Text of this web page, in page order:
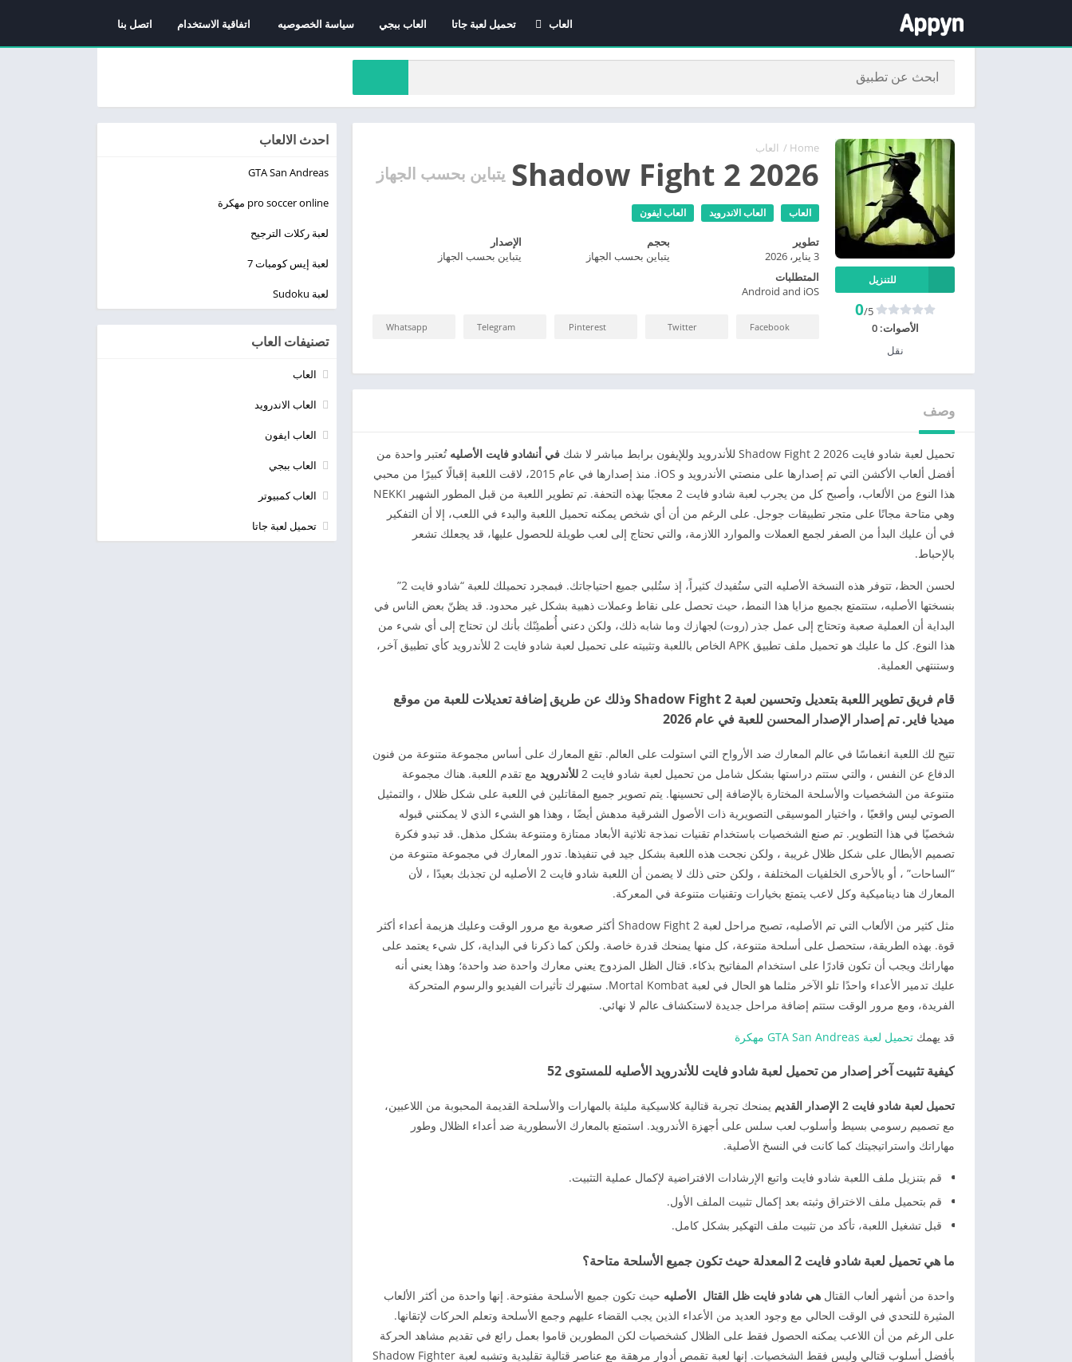
العاب
العاب الاندرويد
تحميل لعبة جاتا العاب ببجي سياسة الخصوصيه اتفاقية الاستخدام اتصل بنا
Home
/ العاب
Shadow Fight 2 2026 يتباين بحسب الجهاز
العاب العاب الاندرويد العاب ايفون
للتنزيل
0/5
الأصوات:0
نقل
تطوير
3 يناير، 2026
بحجم
يتباين بحسب الجهاز
الإصدار
يتباين بحسب الجهاز
المتطلبات
Android and iOS
Facebook
Twitter
Pinterest
Telegram
Whatsapp
وصف
تحميل لعبة شادو فايت Shadow Fight 2 2026 للأندرويد وللإيفون برابط مباشر لا شك في أنشادو فايت الأصليه تُعتبر واحدة من
أفضل ألعاب الأكشن التي تم إصدارها على منصتي الأندرويد و iOS. منذ إصدارها في عام 2015، لاقت اللعبة إقبالًا كبيرًا من محبي
هذا النوع من الألعاب، وأصبح كل من يجرب لعبة شادو فايت 2 معجبًا بهذه التحفة. تم تطوير اللعبة من قبل المطور الشهير NEKKI
وهي متاحة مجانًا على متجر تطبيقات جوجل. على الرغم من أن أي شخص يمكنه تحميل اللعبة والبدء في اللعب، إلا أن التفكير
في أن عليك البدأ من الصفر لجمع العملات والموارد اللازمة، والتي تحتاج إلى لعب طويلة للحصول عليها، قد يجعلك تشعر
بالإحباط.
لحسن الحظ، تتوفر هذه النسخة الأصليه التي ستُفيدك كثيراً، إذ ستُلبي جميع احتياجاتك. فبمجرد تحميلك للعبة “شادو فايت 2”
بنسختها الأصليه، ستتمتع بجميع مزايا هذا النمط، حيث تحصل على نقاط وعملات ذهبية بشكل غير محدود. قد يظنّ بعض الناس في
البداية أن العملية صعبة وتحتاج إلى عمل جذر (روت) لجهازك وما شابه ذلك، ولكن دعني أُطمئِنّك بأنك لن تحتاج إلى أي شيء من
هذا النوع. كل ما عليك هو تحميل ملف تطبيق APK الخاص باللعبة وتثبيته على تحميل لعبة شادو فايت 2 للأندرويد كأي تطبيق آخر،
وستنتهي العملية.
قام فريق تطوير اللعبة بتعديل وتحسين لعبة Shadow Fight 2 وذلك عن طريق إضافة تعديلات للعبة من موقع
ميديا فاير. تم إصدار الإصدار المحسن للعبة في عام 2026
تتيح لك اللعبة انغماسًا في عالم المعارك ضد الأرواح التي استولت على العالم. تقع المعارك على أساس مجموعة متنوعة من فنون
الدفاع عن النفس ، والتي ستتم دراستها بشكل شامل من تحميل لعبة شادو فايت 2
للأندرويد مع تقدم اللعبة. هناك مجموعة
متنوعة من الشخصيات والأسلحة المختارة بالإضافة إلى تحسينها. يتم تصوير جميع المقاتلين في اللعبة على شكل ظلال ، والتمثيل
الصوتي ليس واقعيًا ، واختيار الموسيقى التصويرية ذات الأصول الشرقية مدهش أيضًا ، وهذا هو الشيء الذي لا يمكنني قبوله
شخصيًا في هذا التطوير. تم صنع الشخصيات باستخدام تقنيات نمذجة ثلاثية الأبعاد ممتازة ومتنوعة بشكل مذهل. قد تبدو فكرة
تصميم الأبطال على شكل ظلال غريبة ، ولكن نجحت هذه اللعبة بشكل جيد في تنفيذها. تدور المعارك في مجموعة متنوعة من
“الساحات” ، أو بالأحرى الخلفيات المختلفة ، ولكن حتى ذلك لا يضمن أن اللعبة شادو فايت 2 الأصليه لن تجذبك بعيدًا ، لأن
المعارك هنا ديناميكية وكل لاعب يتمتع بخيارات وتقنيات متنوعة في المعركة.
مثل كثير من الألعاب التي تم الأصليه، تصبح مراحل لعبة Shadow Fight 2 أكثر صعوبة مع مرور الوقت وعليك هزيمة أعداء أكثر
قوة. بهذه الطريقة، ستحصل على أسلحة متنوعة، كل منها يمنحك قدرة خاصة. ولكن كما ذكرنا في البداية، كل شيء يعتمد على
مهاراتك ويجب أن تكون قادرًا على استخدام المفاتيح بذكاء. قتال الظل المزدوج يعني معارك واحدة ضد واحدة؛ وهذا يعني أنه
عليك تدمير الأعداء واحدًا تلو الآخر مثلما هو الحال في لعبة Mortal Kombat. ستبهرك تأثيرات الفيديو والرسوم المتحركة
الفريدة، ومع مرور الوقت ستتم إضافة مراحل جديدة لاستكشاف عالم لا نهائي.
قد يهمك تحميل لعبة GTA San Andreas مهكرة
كيفية تثبيت آخر إصدار من تحميل لعبة شادو فايت للأندرويد الأصليه للمستوى 52
تحميل لعبة شادو فايت 2 الإصدار القديم
يمنحك تجربة قتالية كلاسيكية مليئة بالمهارات والأسلحة القديمة المحبوبة من اللاعبين،
مع تصميم رسومي بسيط وأسلوب لعب سلس على أجهزة الأندرويد. استمتع بالمعارك الأسطورية ضد أعداء الظلال وطور
مهاراتك واستراتيجيتك كما كانت في النسخ الأصلية.
قم بتنزيل ملف اللعبة شادو فايت واتبع الإرشادات الافتراضية لإكمال عملية التثبيت.
قم بتحميل ملف الاختراق وثبته بعد إكمال تثبيت الملف الأول.
قبل تشغيل اللعبة، تأكد من تثبيت ملف التهكير بشكل كامل.
ما هي تحميل لعبة شادو فايت 2 المعدلة حيث تكون جميع الأسلحة متاحة؟
واحدة من أشهر ألعاب القتال هي شادو فايت ظل القتال الأصليه حيث تكون جميع الأسلحة مفتوحة. إنها واحدة من أكثر الألعاب
المثيرة للتحدي في الوقت الحالي مع وجود العديد من الأعداء الذين يجب القضاء عليهم وجمع الأسلحة وتعلم الحركات لإتقانها.
على الرغم من أن اللاعب يمكنه الحصول فقط على الظلال كشخصيات لكن المطورين قاموا بعمل رائع في تقديم مشاهد الحركة
بأفضل أسلوب قتالي وليس فقط الشخصيات. إنها لعبة تقمص أدوار مرهقة مع عناصر قتالية تقليدية وتشبه لعبة Shadow Fighter
احدث الالعاب
GTA San Andreas
pro soccer online مهكرة
لعبة ركلات الترجيح
لعبة إيس كومبات 7
لعبة Sudoku
تصنيفات العاب
العاب
العاب الاندرويد
العاب ايفون
العاب ببجي
العاب كمبيوتر
تحميل لعبة جاتا